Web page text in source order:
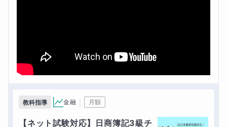
教科指導 金融 月額
【ネット試験対応】日商簿記3級チ